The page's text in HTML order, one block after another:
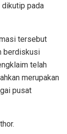
dikutip pada
tersebut
berdiskusi
telah
merupakan
pusat